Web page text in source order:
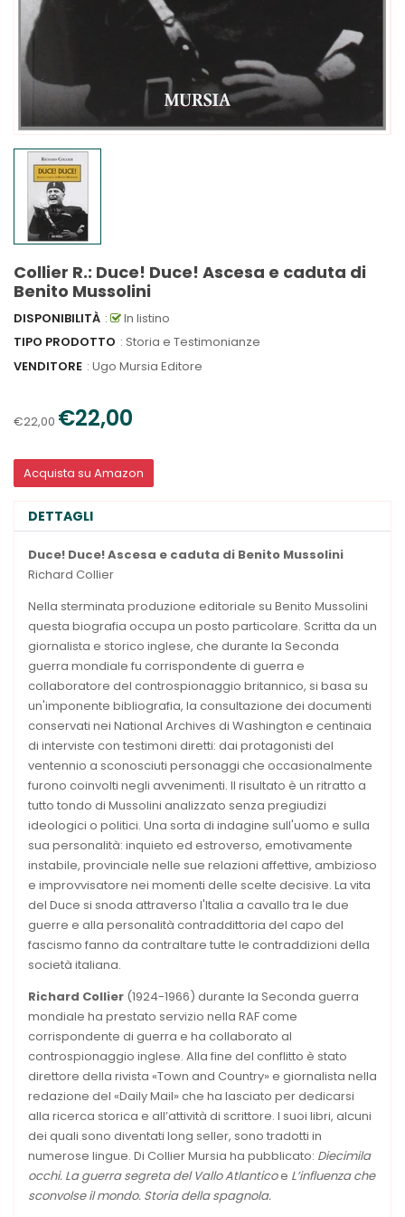
Collier R.: Duce! Duce! Ascesa e caduta di
Benito Mussolini
DISPONIBILITÀ :
In listino
TIPO PRODOTTO : Storia e Testimonianze
VENDITORE : Ugo Mursia Editore
€22,00 €22,00
Acquista su Amazon
DETTAGLI
Duce! Duce! Ascesa e caduta di Benito Mussolini
Richard Collier
Nella sterminata produzione editoriale su Benito Mussolini
questa biografia occupa un posto particolare. Scritta da un
giornalista e storico inglese, che durante la Seconda
guerra mondiale fu corrispondente di guerra e
collaboratore del controspionaggio britannico, si basa su
un'imponente bibliografia, la consultazione dei documenti
conservati nei National Archives di Washington e centinaia
di interviste con testimoni diretti: dai protagonisti del
ventennio a sconosciuti personaggi che occasionalmente
furono coinvolti negli avvenimenti. Il risultato è un ritratto a
tutto tondo di Mussolini analizzato senza pregiudizi
ideologici o politici. Una sorta di indagine sull'uomo e sulla
sua personalità: inquieto ed estroverso, emotivamente
instabile, provinciale nelle sue relazioni affettive, ambizioso
e improvvisatore nei momenti delle scelte decisive. La vita
del Duce si snoda attraverso l'Italia a cavallo tra le due
guerre e alla personalità contraddittoria del capo del
fascismo fanno da contraltare tutte le contraddizioni della
società italiana.
Richard Collier (1924-1966) durante la Seconda guerra
mondiale ha prestato servizio nella RAF come
corrispondente di guerra e ha collaborato al
controspionaggio inglese. Alla fine del conflitto è stato
direttore della rivista «Town and Country» e giornalista nella
redazione del «Daily Mail» che ha lasciato per dedicarsi
alla ricerca storica e all’attività di scrittore. I suoi libri, alcuni
dei quali sono diventati long seller, sono tradotti in
numerose lingue. Di Collier Mursia ha pubblicato: Diecimila
occhi. La guerra segreta del Vallo Atlanticoe L’influenza che
sconvolse il mondo. Storia della spagnola.